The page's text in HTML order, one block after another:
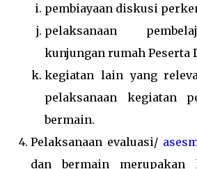
pembiayaan diskusi
pelaksanaan
kunjungan rumah Peserta
kegiatan lain yang
pelaksanaan kegiatan
bermain.
Pelaksanaan evaluasi/
dan bermain merupakan